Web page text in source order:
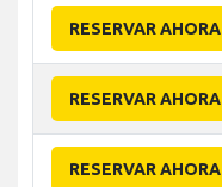
RESERVAR AHORA
RESERVAR AHORA
RESERVAR AHORA